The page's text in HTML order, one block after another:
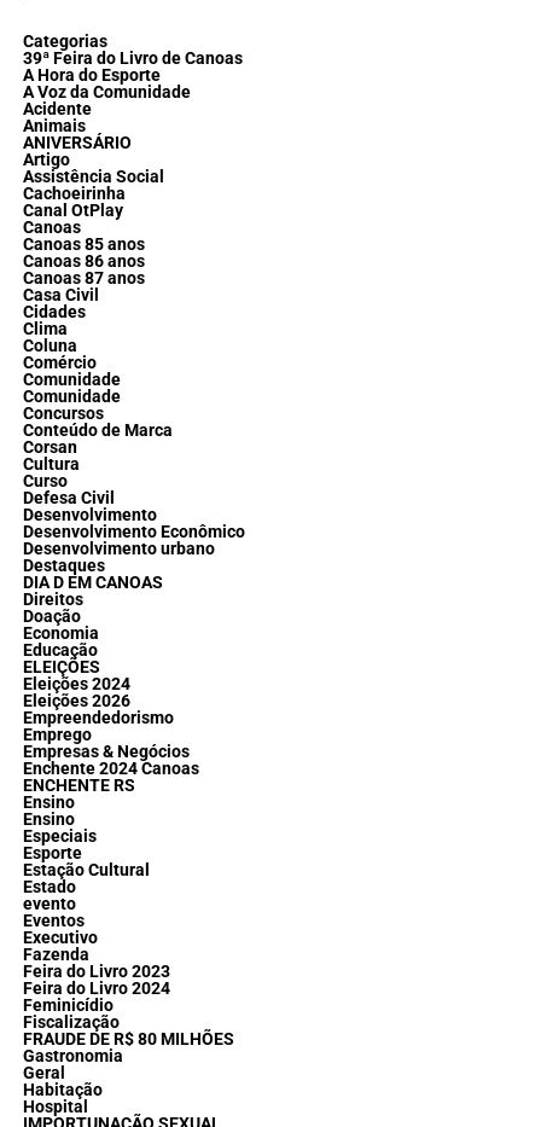
Categorias
39ª Feira do Livro de Canoas
A Hora do Esporte
A Voz da Comunidade
Acidente
Animais
ANIVERSÁRIO
Artigo
Assistência Social
Cachoeirinha
Canal OtPlay
Canoas
Canoas 85 anos
Canoas 86 anos
Canoas 87 anos
Casa Civil
Cidades
Clima
Coluna
Comércio
Comunidade
Comunidade
Concursos
Conteúdo de Marca
Corsan
Cultura
Curso
Defesa Civil
Desenvolvimento
Desenvolvimento Econômico
Desenvolvimento urbano
Destaques
DIA D EM CANOAS
Direitos
Doação
Economia
Educação
ELEIÇÕES
Eleições 2024
Eleições 2026
Empreendedorismo
Emprego
Empresas & Negócios
Enchente 2024 Canoas
ENCHENTE RS
Ensino
Ensino
Especiais
Esporte
Estação Cultural
Estado
evento
Eventos
Executivo
Fazenda
Feira do Livro 2023
Feira do Livro 2024
Feminicídio
Fiscalização
FRAUDE DE R$ 80 MILHÕES
Gastronomia
Geral
Habitação
Hospital